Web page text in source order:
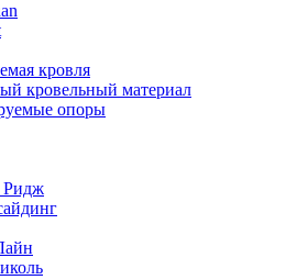
кровля
кровельный материал
опоры
Ридж